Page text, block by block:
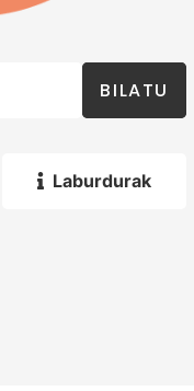
BILATU
Laburdurak